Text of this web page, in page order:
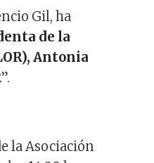
Gil, ha
de la
Antonia
la Asociación